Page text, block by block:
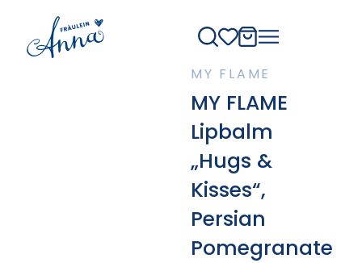
MY FLAME
MY FLAME
Lipbalm
„Hugs &
Kisses“,
Persian
Pomegranate